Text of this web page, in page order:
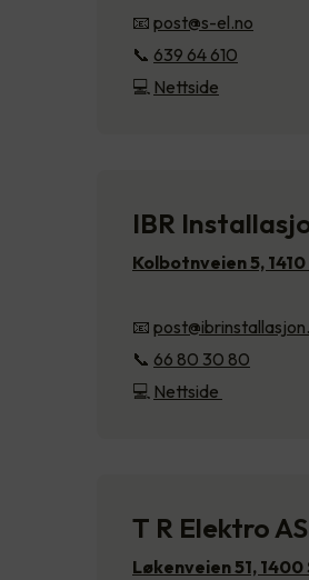
📧 post@s-el.no
📞 639 64 610
💻 Nettside
IBR
Kolbotnveien 5,
📧
📞 66 80 30 80
💻 Nettside
T R Elektro AS
Løkenveien 51, 1400